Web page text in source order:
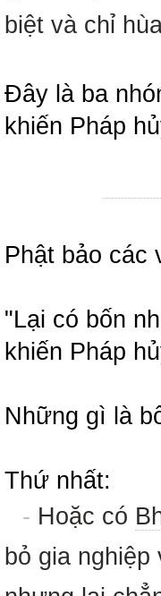
biệt và chỉ
Đây là ba
khiến Pháp
Phật bảo các
"Lại có bốn
khiến Pháp
Những gì là
Thứ nhất:
- Hoặc có
bỏ gia